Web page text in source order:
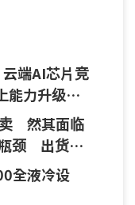
端AI芯片竞
力升级门
然其面临
颈 出货量
全液冷设